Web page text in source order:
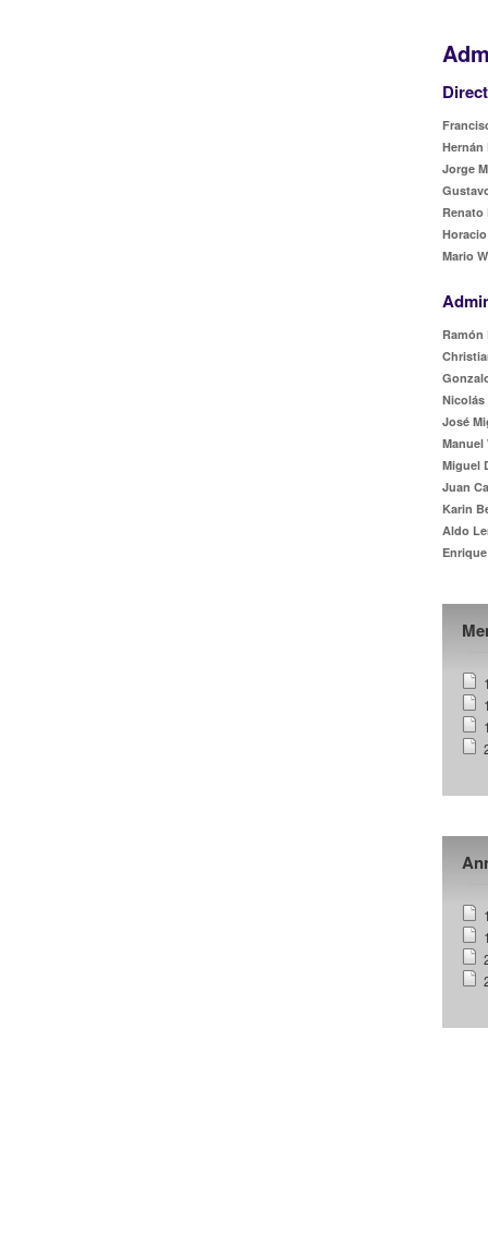
Hernán
Jorge
Renato
Mario
Ramón
Nicolás
José
Manuel
Miguel
Juan
Karin
Aldo